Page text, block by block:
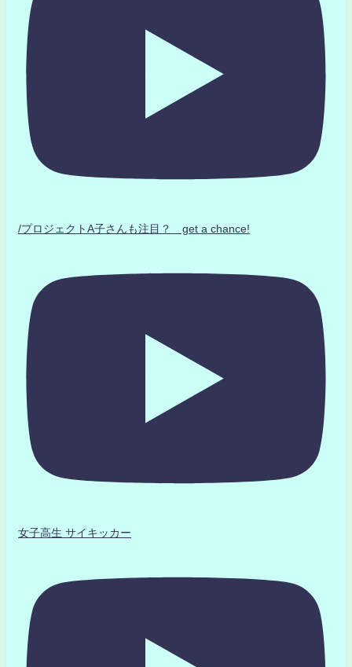
/プロジェクトA子さんも注目？ get a chance!
女子高生 サイキッカー